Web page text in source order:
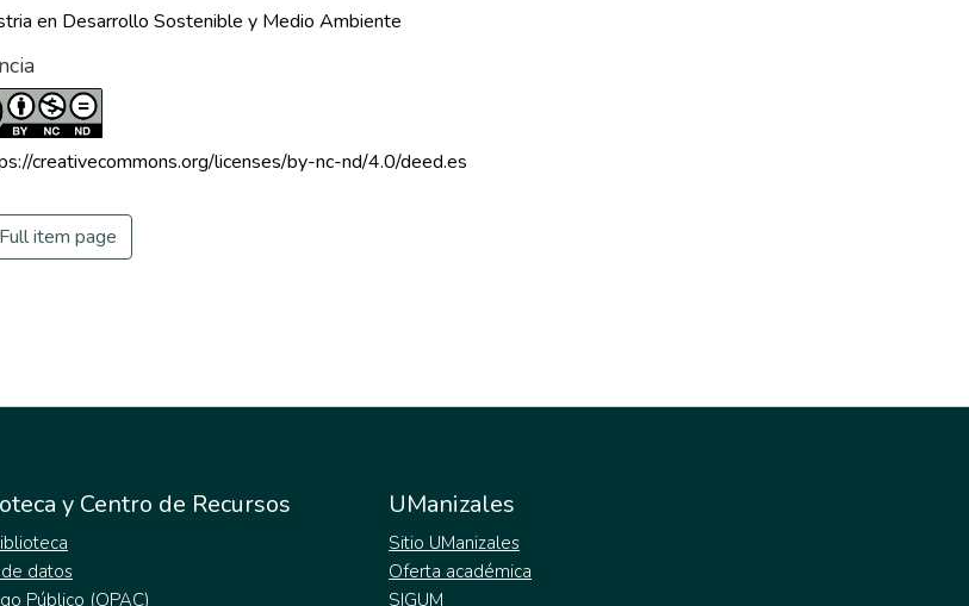
en Desarrollo Sostenible y Medio Ambiente
creativecommons.org/licenses/by-nc-nd/4.0/deed.es
Full item page
y Centro de Recursos
datos
Público (OPAC)
UManizales
Sitio UManizales
Oferta académica
SIGUM